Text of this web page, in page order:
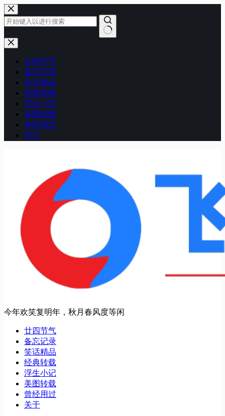
跳
至
内
容
无
廿四节气
备忘记录
笑话精品
经典转载
浮生小记
美图转载
曾经用过
关于
今年欢笑复明年，秋月春风度等闲
廿四节气
备忘记录
笑话精品
经典转载
浮生小记
美图转载
曾经用过
关于